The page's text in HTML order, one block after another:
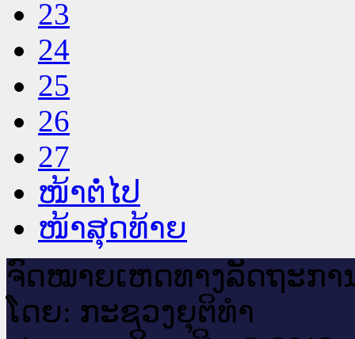
23
24
25
26
27
ໜ້າຕໍ່ໄປ
ໜ້າສຸດທ້າຍ
ຈົດ​ໝາຍ​ເຫດ​ທາງ​ລັດ​ຖະ​ກາ
ໂດຍ: ກະ​ຊວງຍຸ​ຕິ​ທຳ